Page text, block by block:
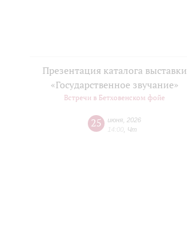
Презентация каталога выставки
«Государственное звучание»
Встречи в Бетховенском фойе
25 июня 2026
14:00 Чт